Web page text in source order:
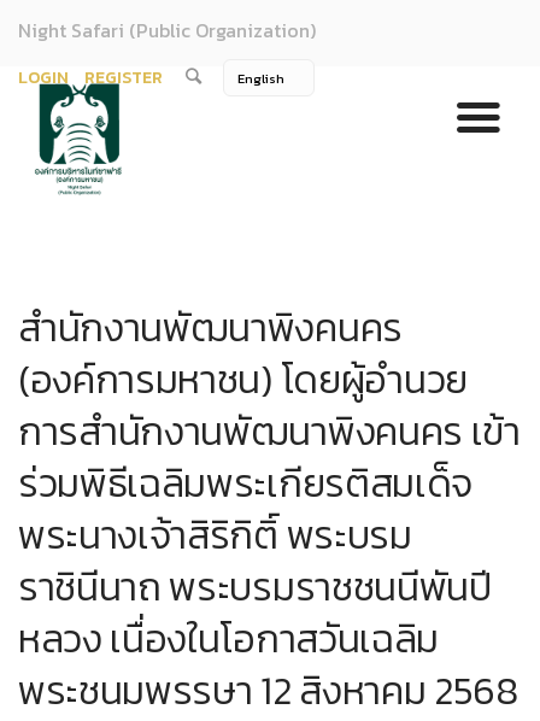
Night Safari (Public Organization)
LOGIN REGISTER
สำนักงานพัฒนาพิงคนคร
(องค์การมหาชน) โดยผู้อำนวย
การสำนักงานพัฒนาพิงคนคร เข้า
ร่วมพิธีเฉลิมพระเกียรติสมเด็จ
พระนางเจ้าสิริกิติ์ พระบรม
ราชินีนาถ พระบรมราชชนนีพันปี
หลวง เนื่องในโอกาสวันเฉลิม
พระชนมพรรษา 12 สิงหาคม 2568